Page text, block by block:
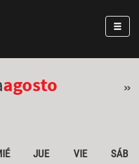
agosto »
JUE VIE
SÁB